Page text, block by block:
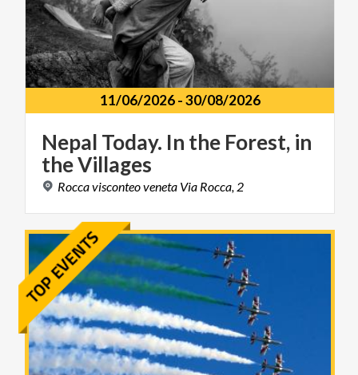
11/06/2026-30/08/2026
Nepal Today. In the Forest, in
theVillages
Roccavisconteoveneta Via Rocca, 2